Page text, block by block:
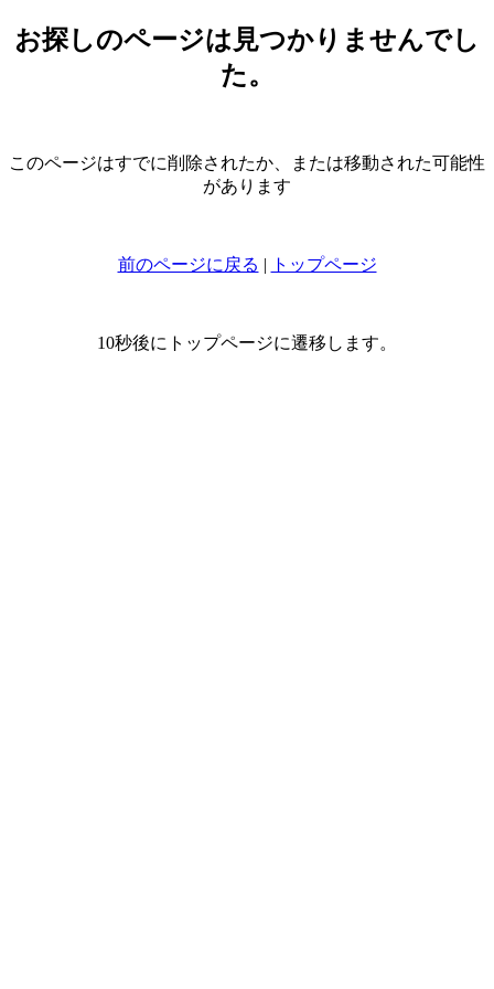
お探しのページは見つかりませんでし
た。
このページはすでに削除されたか、または移動された可能性
があります
前のページに戻る | トップページ
10秒後にトップページに遷移します。